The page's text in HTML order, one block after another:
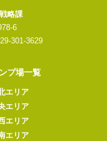
略課
6
301-3629
プ場一覧
エリア
エリア
エリア
エリア